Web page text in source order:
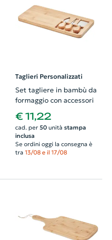
Taglieri Personalizzati
Set tagliere in bambù da
formaggio con accessori
€ 11,22
cad. per 50unità stampa
inclusa
Se ordini oggi la consegna è
tra 13/08 e il 17/08